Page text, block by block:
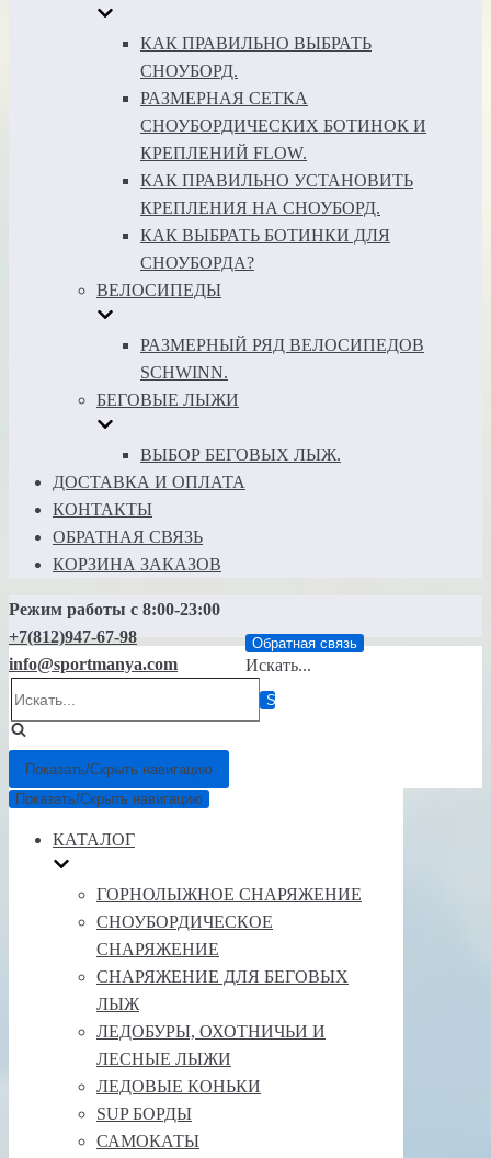
КАК ПРАВИЛЬНО ВЫБРАТЬ
СНОУБОРД.
РАЗМЕРНАЯ СЕТКА
СНОУБОРДИЧЕСКИХ БОТИНОК И
КРЕПЛЕНИЙ FLOW.
КАК ПРАВИЛЬНО УСТАНОВИТЬ
КРЕПЛЕНИЯ НА СНОУБОРД.
КАК ВЫБРАТЬ БОТИНКИ ДЛЯ
СНОУБОРДА?
ВЕЛОСИПЕДЫ
РАЗМЕРНЫЙ РЯД ВЕЛОСИПЕДОВ
SCHWINN.
БЕГОВЫЕ ЛЫЖИ
ВЫБОР БЕГОВЫХ ЛЫЖ.
ДОСТАВКА И ОПЛАТА
КОНТАКТЫ
ОБРАТНАЯ СВЯЗЬ
КОРЗИНА ЗАКАЗОВ
Режим работы с 8:00-23:00
+7(812)947-67-98
info@sportmanya.com
Обратная связь
Искать...
Показать/Скрыть навигацию
Показать/Скрыть навигацию
КАТАЛОГ
ГОРНОЛЫЖНОЕ СНАРЯЖЕНИЕ
СНОУБОРДИЧЕСКОЕ
СНАРЯЖЕНИЕ
СНАРЯЖЕНИЕ ДЛЯ БЕГОВЫХ
ЛЫЖ
ЛЕДОБУРЫ, ОХОТНИЧЬИ И
ЛЕСНЫЕ ЛЫЖИ
ЛЕДОВЫЕ КОНЬКИ
SUP БОРДЫ
САМОКАТЫ